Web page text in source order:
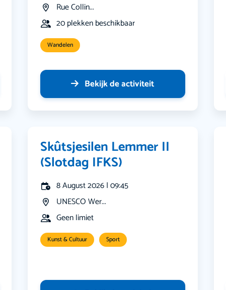
Rue Collin...
20 plekken beschikbaar
Wandelen
Bekijk de activiteit
Skûtsjesilen Lemmer II
(Slotdag IFKS)
8 August 2026 | 09:45
UNESCO Wer...
Geen limiet
Kunst & Cultuur Sport